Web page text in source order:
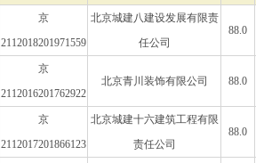
京
2112018201971559
北京城建八建设发展有限责
任公司
88.0
京
2112016201762922
北京青川装饰有限公司 88.0
京
2112017201866123
北京城建十六建筑工程有限
责任公司
88.0